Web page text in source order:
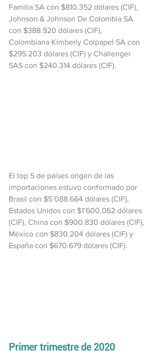
Familia SA con $810.352 dólares (CIF),
Johnson & Johnson De Colombia SA
con $388.920 dólares (CIF),
Colombiana Kimberly Colpapel SA con
$295.203 dólares (CIF) y Challenger
SAS con $240.314 dólares (CIF).
El top 5 de países origen de las
importaciones estuvo conformado por
Brasil con $5’088.664 dólares (CIF),
Estados Unidos con $1’600.062 dólares
(CIF), China con $900.830 dólares (CIF),
México con $830.204 dólares (CIF) y
España con $670.679 dólares (CIF).
Primer trimestre de 2020